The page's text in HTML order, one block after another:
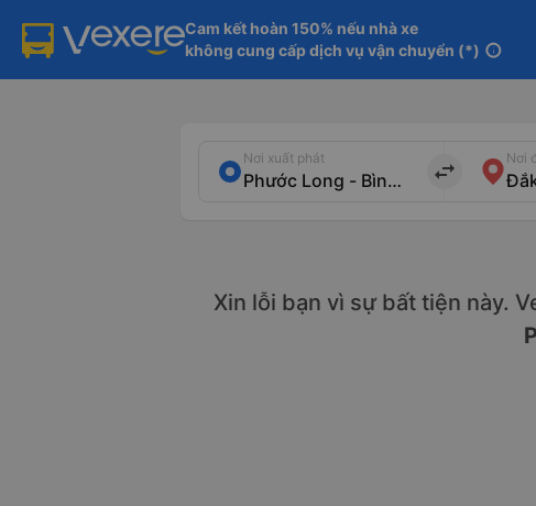
Cam kết hoàn 150% nếu nhà xe
không cung cấp dịch vụ vận chuyển (*) info
Nơi xuất phát
import_export
Nơi
Xin lỗi bạn vì sự bất tiện này.